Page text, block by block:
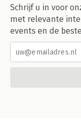
Schrijf u in voor
met relevante
events en de